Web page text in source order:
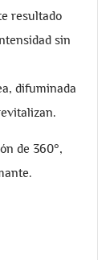
resultado
sin
difuminada
de 360°,